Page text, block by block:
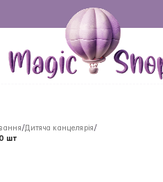
/Дитяча канцелярія /
шт